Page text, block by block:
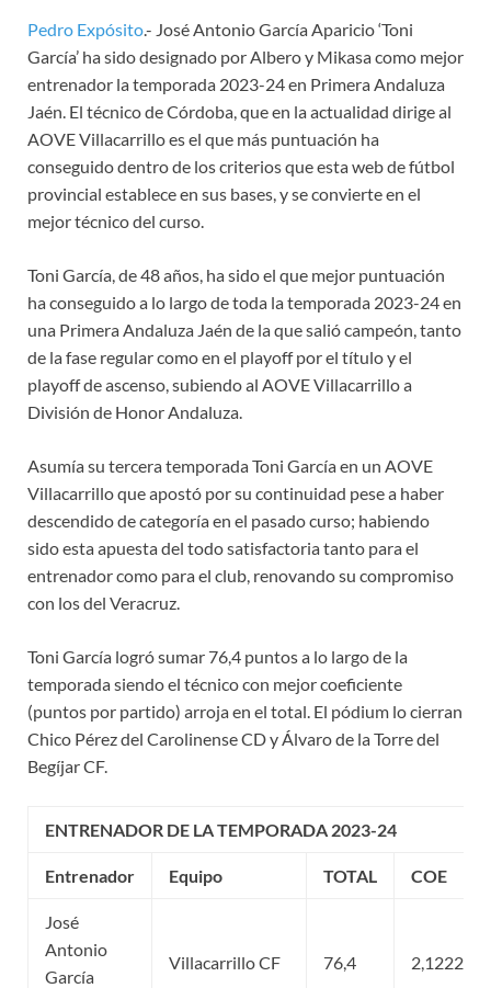
Pedro Expósito.- José Antonio García Aparicio ‘Toni
García’ ha sido designado por Albero y Mikasa como mejor
entrenador la temporada 2023-24 en Primera Andaluza
Jaén. El técnico de Córdoba, que en la actualidad dirige al
AOVE Villacarrillo es el que más puntuación ha
conseguido dentro de los criterios que esta web de fútbol
provincial establece en sus bases, y se convierte en el
mejor técnico del curso.
Toni García, de 48 años, ha sido el que mejor puntuación
ha conseguido a lo largo de toda la temporada 2023-24 en
una Primera Andaluza Jaén de la que salió campeón, tanto
de la fase regular como en el playoff por el título y el
playoff de ascenso, subiendo al AOVE Villacarrillo a
División de Honor Andaluza.
Asumía su tercera temporada Toni García en un AOVE
Villacarrillo que apostó por su continuidad pese a haber
descendido de categoría en el pasado curso; habiendo
sido esta apuesta del todo satisfactoria tanto para el
entrenador como para el club, renovando su compromiso
con los del Veracruz.
Toni García logró sumar 76,4 puntos a lo largo de la
temporada siendo el técnico con mejor coeficiente
(puntos por partido) arroja en el total. El pódium lo cierran
Chico Pérez del Carolinense CD y Álvaro de la Torre del
Begíjar CF.
ENTRENADOR DE LA TEMPORADA 2023-24
Entrenador Equipo TOTAL COE
José
Antonio
García
Villacarrillo CF 76,4 2,122222